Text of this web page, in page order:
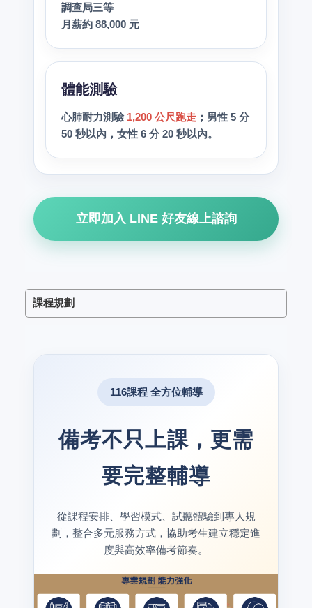
調查局三等
月薪約 88,000 元
體能測驗
心肺耐力測驗 1,200 公尺跑走；男性 5 分
50 秒以內，女性 6 分 20 秒以內。
立即加入 LINE 好友線上諮詢
課程規劃
116課程 全方位輔導
備考不只上課，更需
要完整輔導
從課程安排、學習模式、試聽體驗到專人規
劃，整合多元服務方式，協助考生建立穩定進
度與高效率備考節奏。